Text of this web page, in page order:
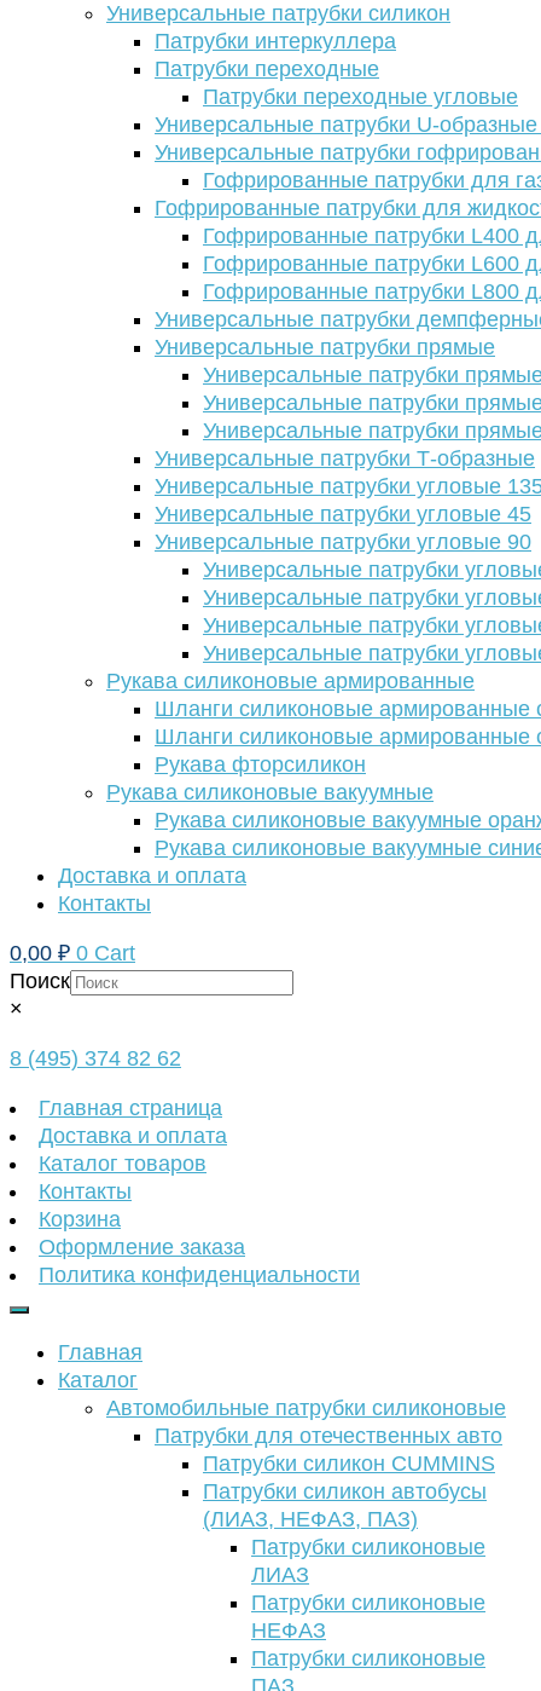
Универсальные патрубки силикон
Патрубки интеркуллера
Патрубки переходные
Патрубки переходные угловые
Универсальные патрубки U-
Универсальные патрубки
Гофрированные патрубки для
Гофрированные патрубки для
Гофрированные патрубки L400
Гофрированные патрубки L600
Гофрированные патрубки L800
Универсальные патрубки
Универсальные патрубки прямые
Универсальные патрубки
Универсальные патрубки
Универсальные патрубки
Универсальные патрубки Т-образные
Универсальные патрубки угловые
Универсальные патрубки угловые 45
Универсальные патрубки угловые 90
Универсальные патрубки
Универсальные патрубки
Универсальные патрубки
Универсальные патрубки
Рукава силиконовые армированные
Шланги силиконовые армированные
Шланги силиконовые армированные
Рукава фторсиликон
Рукава силиконовые вакуумные
Рукава силиконовые вакуумные
Рукава силиконовые вакуумные
Доставка и оплата
Контакты
0,00 ₽ 0 Cart
Поиск
×
8 (495) 374 82 62
Главная страница
Доставка и оплата
Каталог товаров
Контакты
Корзина
Оформление заказа
Политика конфиденциальности
Главная
Каталог
Автомобильные патрубки силиконовые
Патрубки для отечественных авто
Патрубки силикон CUMMINS
Патрубки силикон автобусы
(ЛИАЗ, НЕФАЗ, ПАЗ)
Патрубки силиконовые
ЛИАЗ
Патрубки силиконовые
НЕФАЗ
Патрубки силиконовые
ПАЗ